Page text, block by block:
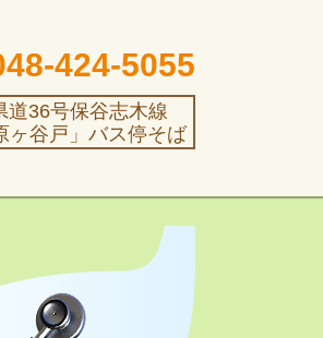
424-5055
道36号保谷志木線
ヶ谷戸」バス停そば